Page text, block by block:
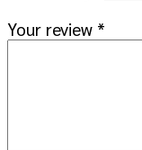
Your review *